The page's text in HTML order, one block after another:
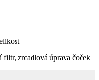
filtr, zrcadlová úprava čoček